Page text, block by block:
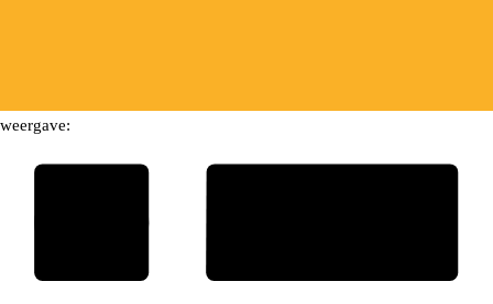
weergave: